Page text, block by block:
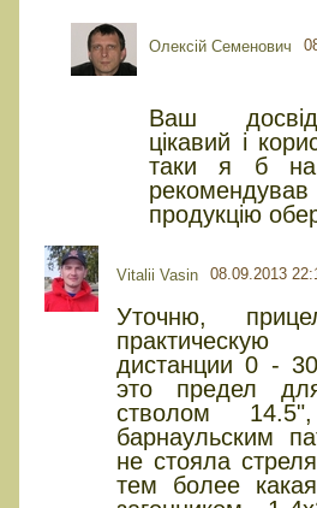
Олексій Семенович
Ваш
цікавий і
таки я б на
продукцію
Vitalii Vasin 08.09.2013
Уточню,
дистанции 0 -
это предел
стволом
барнаульским
не стояла
тем более